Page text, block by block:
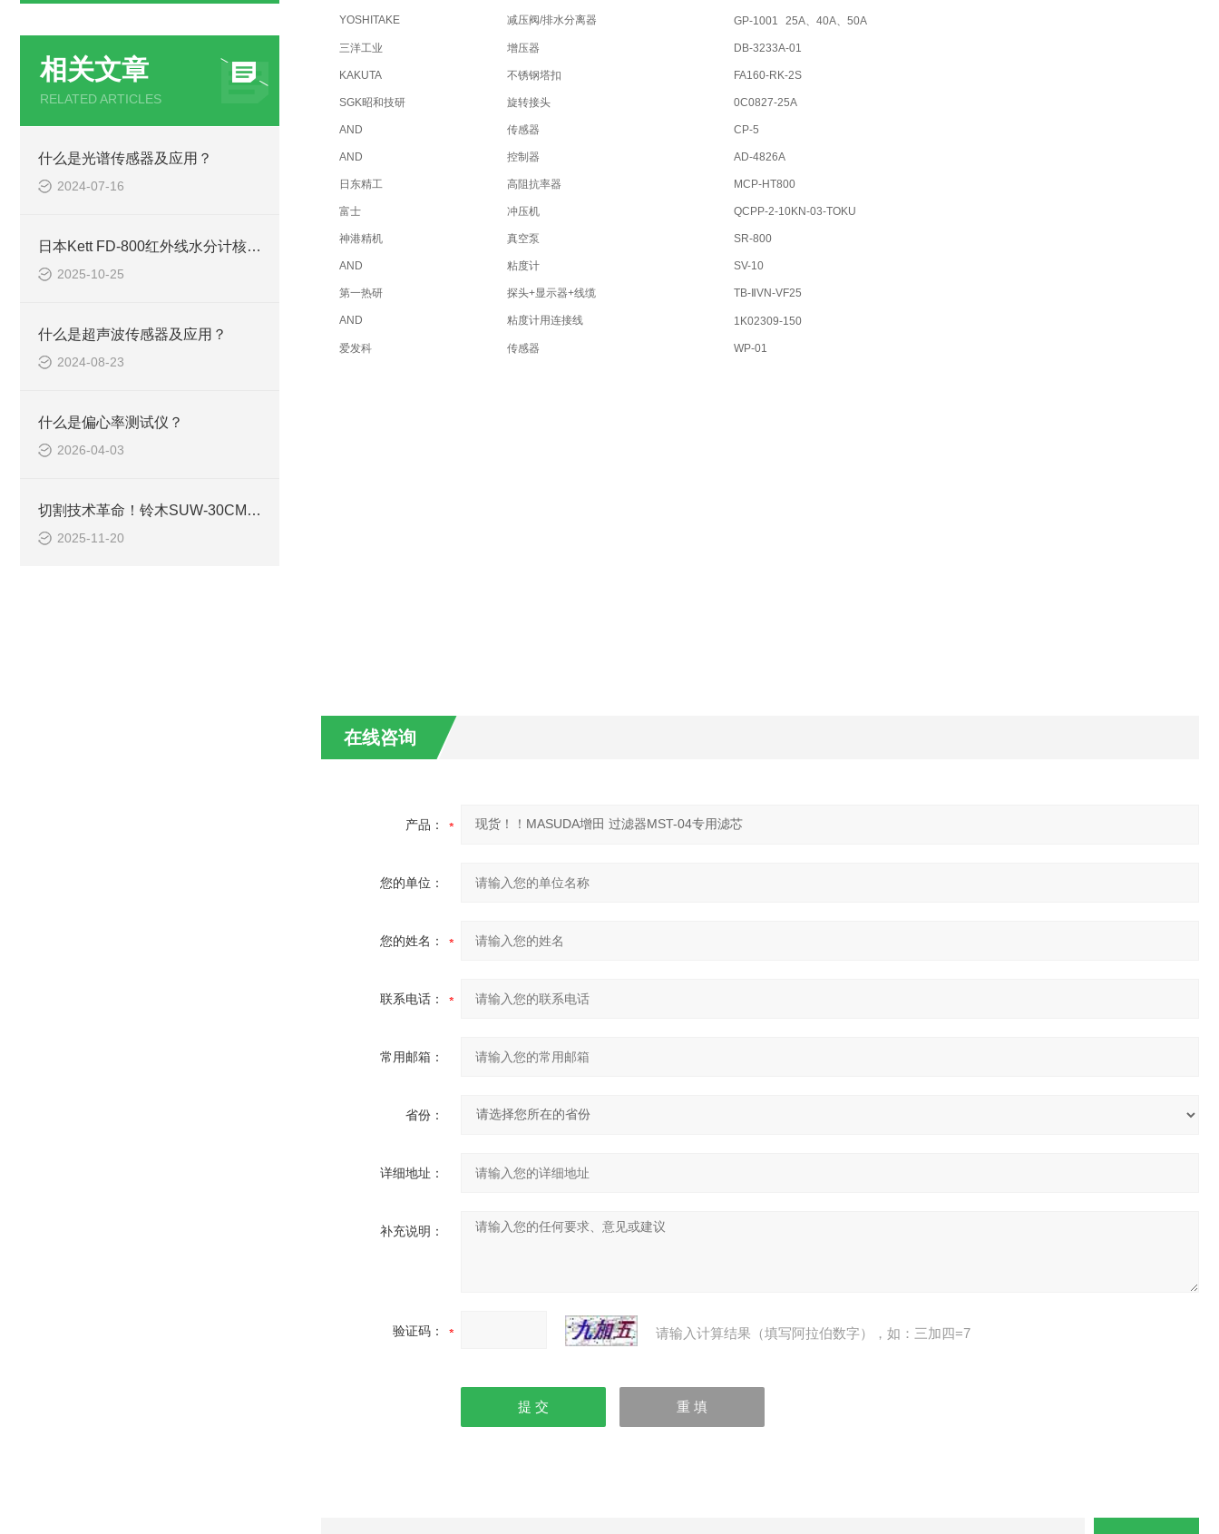
相关文章
RELATED ARTICLES
什么是光谱传感器及应用？
2024-07-16
日本Kett FD-800红外线水分计核心技术解析
2025-10-25
什么是超声波传感器及应用？
2024-08-23
什么是偏心率测试仪？
2026-04-03
切割技术革命！铃木SUW-30CMH超声波刀暗藏40kHz黑科技
2025-11-20
YOSHITAKE 减压阀/排水分离器 GP-1001 25A、40A、50A
三洋工业 增压器 DB-3233A-01
KAKUTA 不锈钢塔扣 FA160-RK-2S
SGK昭和技研 旋转接头 0C0827-25A
AND 传感器 CP-5
AND 控制器 AD-4826A
日东精工 高阻抗率器 MCP-HT800
富士 冲压机 QCPP-2-10KN-03-TOKU
神港精机 真空泵 SR-800
AND 粘度计 SV-10
第一热研 探头+显示器+线缆 TB-ⅡVN-VF25
AND 粘度计用连接线 1K02309-150
爱发科 传感器 WP-01
在线咨询
产品：
您的单位：
您的姓名：
联系电话：
常用邮箱：
省份：
详细地址：
补充说明：
验证码： 请输入计算结果（填写阿拉伯数字），如：三加四=7